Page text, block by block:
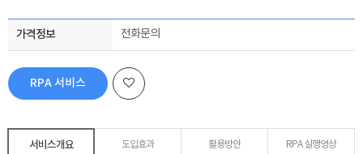
가격정보 전화문의
RPA 서비스
서비스개요 도입효과 활용방안 RPA 실행영상